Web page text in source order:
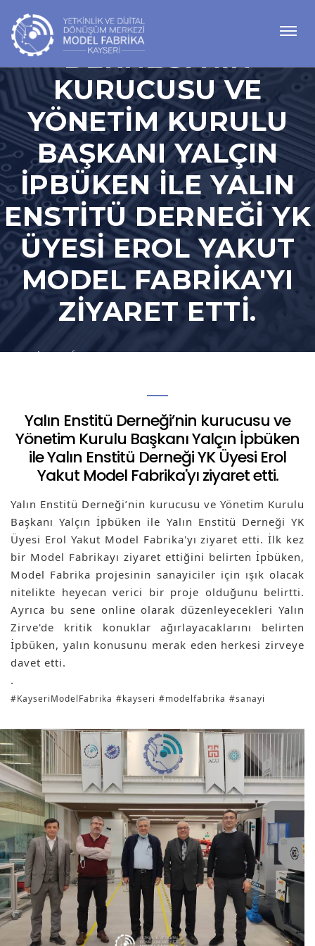
YALIN ENSTITÜ
DERNEĞI’NIN
KURUCUSU VE
YÖNETIM KURULU
BAŞKANI YALÇIN
İPBÜKEN ILE YALIN
ENSTITÜ DERNEĞI YK
ÜYESI EROL YAKUT
MODEL FABRIKA'YI
ZIYARET ETTI.
Anasayfa
Model Fabrika'yı ziyaret etti.
Yalın Enstitü Derneği’nin kurucusu ve
Yönetim Kurulu Başkanı Yalçın İpbüken
ile Yalın Enstitü Derneği YK Üyesi Erol
Yakut Model Fabrika'yı ziyaret etti.
Yalın Enstitü Derneği’nin kurucusu ve Yönetim Kurulu
Başkanı Yalçın İpbüken ile Yalın Enstitü Derneği YK
Üyesi Erol Yakut Model Fabrika'yı ziyaret etti. İlk kez
bir Model Fabrikayı ziyaret ettiğini belirten İpbüken,
Model Fabrika projesinin sanayiciler için ışık olacak
nitelikte heyecan verici bir proje olduğunu belirtti.
Ayrıca bu sene online olarak düzenleyecekleri Yalın
Zirve'de kritik konuklar ağırlayacaklarını belirten
İpbüken, yalın konusunu merak eden herkesi zirveye
davet etti.
.
#KayseriModelFabrika #kayseri #modelfabrika #sanayi